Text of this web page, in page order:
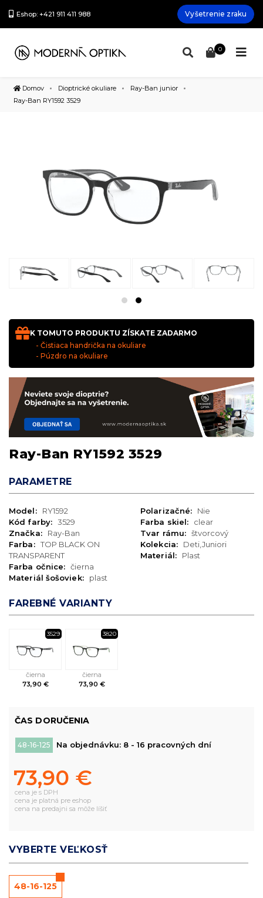
Eshop: +421 911 411 988 Vyšetrenie zraku
0
Domov Dioptrické okuliare
Ray-Ban junior
Ray-Ban RY1592 3529
K TOMUTO PRODUKTU ZÍSKATE ZADARMO
- Čistiaca handrička na okuliare
- Púzdro na okuliare
Ray-Ban RY1592 3529
PARAMETRE
Model:
RY1592
Kód farby: 3529
Značka:
Ray-Ban
Farba: TOP BLACK ON
TRANSPARENT
Farba očnice: čierna
Materiál šošoviek:
plast
Polarizačné:
Nie
Farba skiel:
clear
Tvar rámu: štvorcový
Kolekcia:
Deti,Juniori
Materiál:
Plast
FAREBNÉ VARIANTY
3529
čierna
73,90 €
3820
čierna
73,90 €
ČAS DORUČENIA
48-16-125 Na objednávku: 8 - 16 pracovných dní
73,90 €
cena je s DPH
cena je platná pre eshop
cena na predajni sa môže líšiť
VYBERTE VEĽKOSŤ
48-16-125